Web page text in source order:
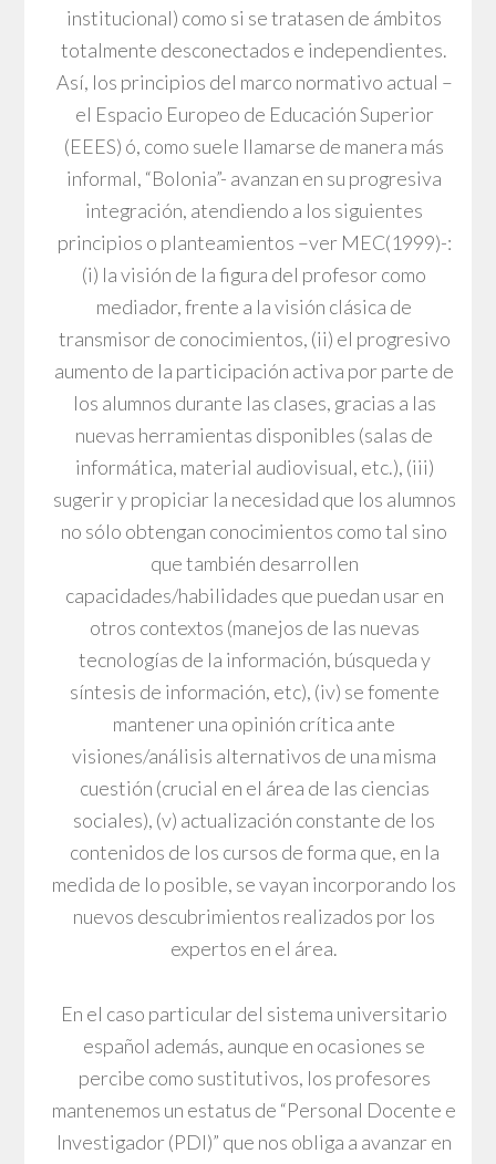
institucional) como si se tratasen de ámbitos
totalmente desconectados e independientes.
Así, los principios del marco normativo actual –
el Espacio Europeo de Educación Superior
(EEES) ó, como suele llamarse de manera más
informal, “Bolonia”- avanzan en su progresiva
integración, atendiendo a los siguientes
principios o planteamientos –ver MEC(1999)-:
(i) la visión de la figura del profesor como
mediador, frente a la visión clásica de
transmisor de conocimientos, (ii) el progresivo
aumento de la participación activa por parte de
los alumnos durante las clases, gracias a las
nuevas herramientas disponibles (salas de
informática, material audiovisual, etc.), (iii)
sugerir y propiciar la necesidad que los alumnos
no sólo obtengan conocimientos como tal sino
que también desarrollen
capacidades/habilidades que puedan usar en
otros contextos (manejos de las nuevas
tecnologías de la información, búsqueda y
síntesis de información, etc), (iv) se fomente
mantener una opinión crítica ante
visiones/análisis alternativos de una misma
cuestión (crucial en el área de las ciencias
sociales), (v) actualización constante de los
contenidos de los cursos de forma que, en la
medida de lo posible, se vayan incorporando los
nuevos descubrimientos realizados por los
expertos en el área.
En el caso particular del sistema universitario
español además, aunque en ocasiones se
percibe como sustitutivos, los profesores
mantenemos un estatus de “Personal Docente e
Investigador (PDI)” que nos obliga a avanzar en